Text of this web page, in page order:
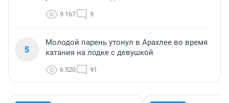
9 167 9
5
Молодой парень утонул в Арахлее во время
катания на лодке с девушкой
6 520 91